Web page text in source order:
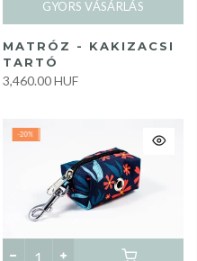
GYORS VÁSÁRLÁS
MATRÓZ - KAKIZACSI
TARTÓ
3,460.00 HUF
-20%